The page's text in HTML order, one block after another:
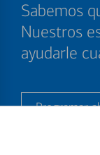
Sabemos
Nuestros
ayudarle
Programar